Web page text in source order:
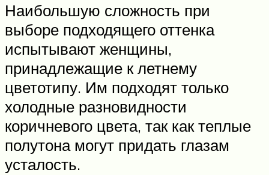
Наибольшую сложность при
выборе подходящего оттенка
испытывают женщины,
принадлежащие к летнему
цветотипу. Им подходят только
холодные разновидности
коричневого цвета, так как теплые
полутона могут придать глазам
усталость.